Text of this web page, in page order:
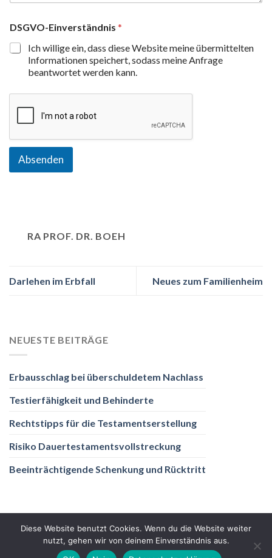
DSGVO-Einverständnis *
Ich willige ein, dass diese Website meine übermittelten
Informationen speichert, sodass meine Anfrage
beantwortet werden kann.
Absenden
RA PROF. DR. BOEH
Darlehen im Erbfall Neues zum Familienheim
NEUESTE BEITRÄGE
Erbausschlag bei überschuldetem Nachlass
Testierfähigkeit und Behinderte
Rechtstipps für die Testamentserstellung
Risiko Dauertestamentsvollstreckung
Beeinträchtigende Schenkung und Rücktritt
DATENSCHUTZ IMPRESSUM
Diese Website benutzt Cookies. Wenn du die Website weiter
nutzt, gehen wir von deinem Einverständnis aus.